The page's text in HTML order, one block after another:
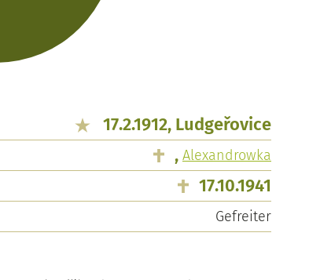
17.2.1912, Ludgeřovice
, Alexandrowka
17.10.1941
Gefreiter